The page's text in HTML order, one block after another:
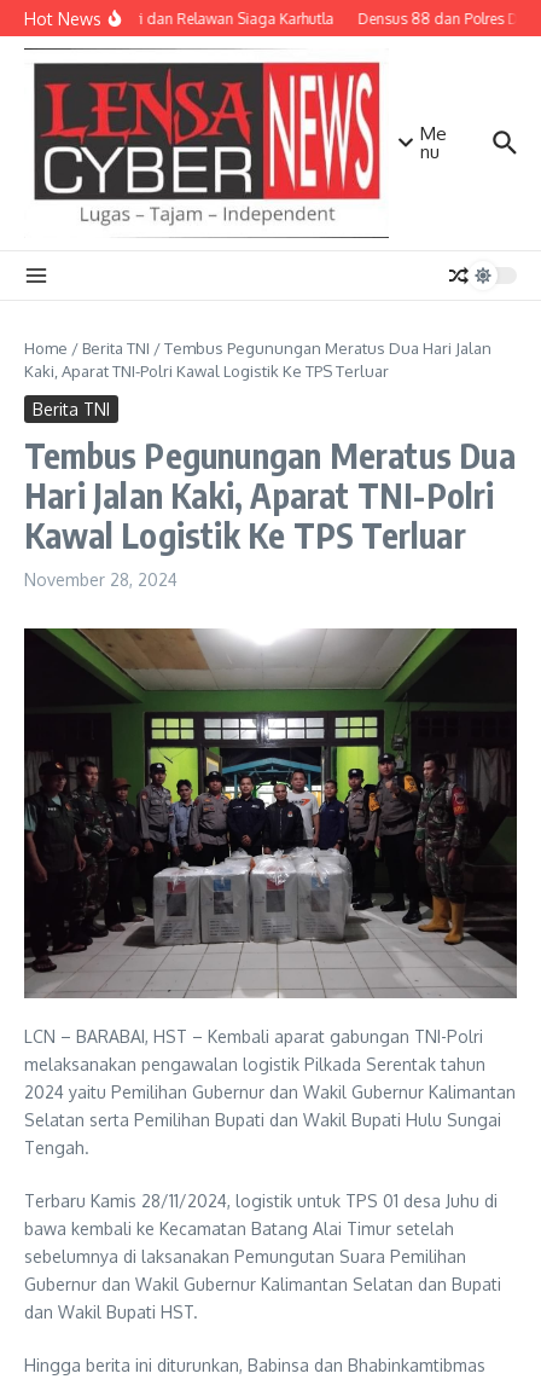
Lewati ke konten
Hot NewsTNI-Polri dan Relawan Siaga Karhutla Densus 88 dan Polres
Me
nu
Home / Berita TNI /Tembus Pegunungan Meratus Dua Hari Jalan
Kaki, Aparat TNI-Polri Kawal Logistik Ke TPS Terluar
Berita TNI
Tembus Pegunungan Meratus Dua
Hari Jalan Kaki, Aparat TNI-Polri
Kawal Logistik Ke TPS Terluar
November 28, 2024
LCN – BARABAI, HST – Kembali aparat gabungan TNI-Polri
melaksanakan pengawalan logistik Pilkada Serentak tahun
2024 yaitu Pemilihan Gubernur dan Wakil Gubernur Kalimantan
Selatan serta Pemilihan Bupati dan Wakil Bupati Hulu Sungai
Tengah.
Terbaru Kamis 28/11/2024, logistik untuk TPS 01 desa Juhu di
bawa kembali ke Kecamatan Batang Alai Timur setelah
sebelumnya di laksanakan Pemungutan Suara Pemilihan
Gubernur dan Wakil Gubernur Kalimantan Selatan dan Bupati
dan Wakil Bupati HST.
Hingga berita ini diturunkan, Babinsa dan Bhabinkamtibmas